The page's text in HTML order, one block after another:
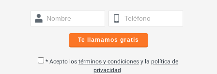
Te llamamos gratis
* Acepto los términos y condiciones y la política de
privacidad